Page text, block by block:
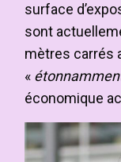
surface
sont
mètres carrés
«
économique